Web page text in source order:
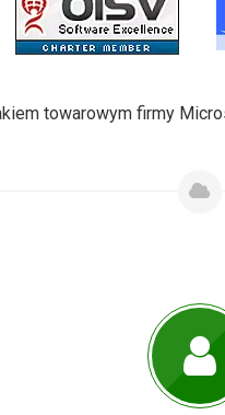
towarowym firmy